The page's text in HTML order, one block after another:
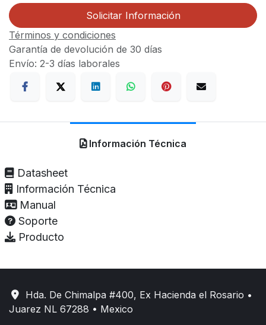
Solicitar Información
Términos y condiciones
Garantía de devolución de 30 días
Envío: 2-3 días laborales
Información Técnica
Datasheet
Información Técnica
Manual
Soporte
Producto
Hda. De Chimalpa #400, Ex Hacienda el Rosario •
Juarez NL 67288 • Mexico